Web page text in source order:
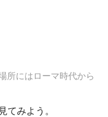
所にはローマ時代から
てみよう。